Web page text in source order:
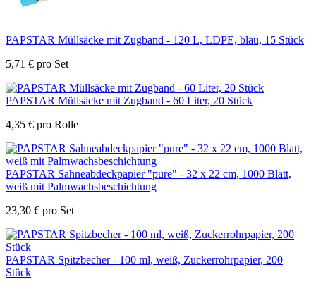
PAPSTAR Müllsäcke mit Zugband - 120 L, LDPE, blau, 15 Stück
5,71 € pro Set
PAPSTAR Müllsäcke mit Zugband - 60 Liter, 20 Stück
4,35 € pro Rolle
PAPSTAR Sahneabdeckpapier "pure" - 32 x 22 cm, 1000 Blatt,
weiß mit Palmwachsbeschichtung
23,30 € pro Set
PAPSTAR Spitzbecher - 100 ml, weiß, Zuckerrohrpapier, 200
Stück